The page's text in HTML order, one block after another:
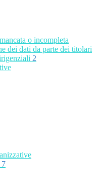
o incompleta
dei dati da parte dei titolari
2
7